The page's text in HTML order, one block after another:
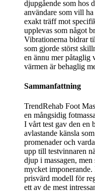
djupgående som hos
användare som vill
exakt träff mot
upplevas som något
Vibrationerna bidrar
som gjorde störst
en ännu mer påtaglig
värmen är behaglig
Sammanfattning
TrendRehab Foot
en mångsidig
I vårt test gav den en
avlastande känsla
promenader och
upp till testvinnaren
djup i massagen,
mycket
prisvärd modell för
ett av de mest